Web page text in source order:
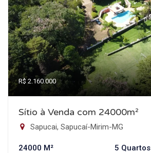
R$ 2.160.000
Sítio à Venda com 24000m²
Sapucai, Sapucaí-Mirim-MG
24000 M² 5 Quartos